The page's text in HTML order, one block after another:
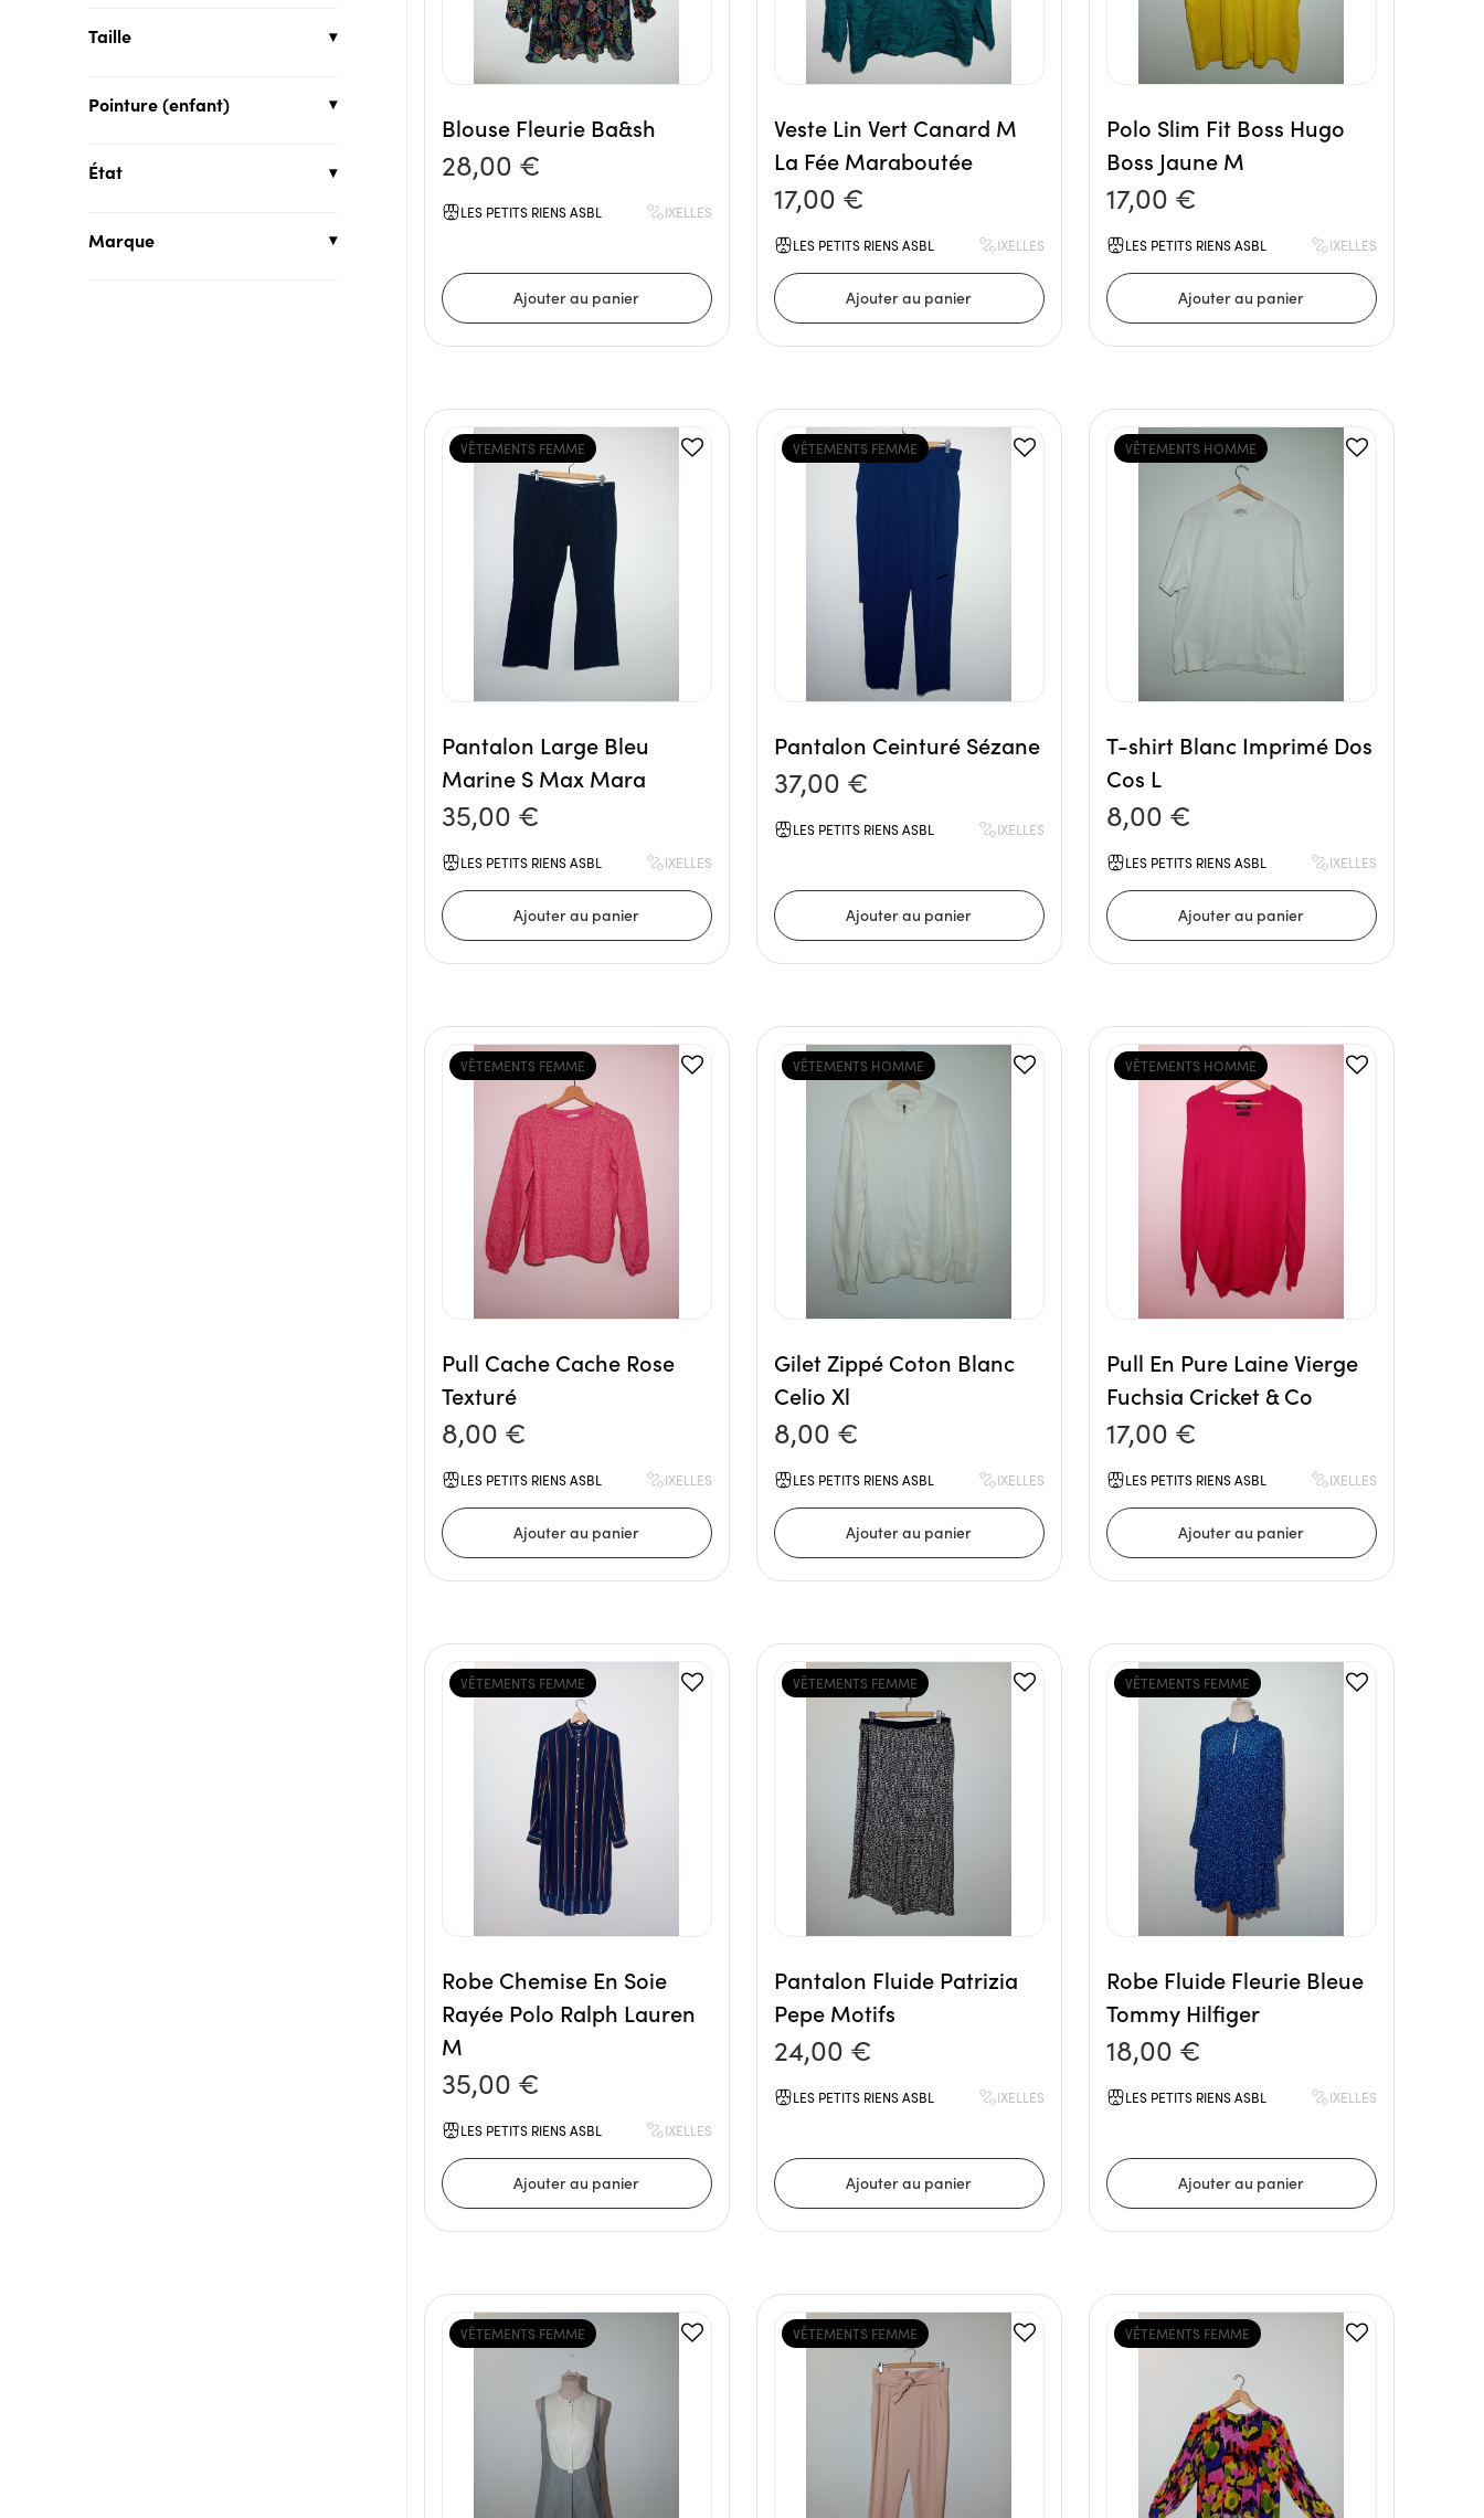
Taille
Pointure (enfant)
État
Marque
Blouse Fleurie Ba&sh
28,00 €
LES PETITS RIENS ASBL IXELLES
Veste Lin Vert Canard M
La Fée Maraboutée
17,00 €
LES PETITS RIENS ASBL IXELLES
Polo Slim Fit Boss Hugo
Boss Jaune M
17,00 €
LES PETITS RIENS ASBL IXELLES
VÊTEMENTS FEMME
Pantalon Large Bleu
Marine S Max Mara
35,00 €
LES PETITS RIENS ASBL IXELLES
VÊTEMENTS FEMME
Pantalon Ceinturé Sézane
37,00 €
LES PETITS RIENS ASBL IXELLES
VÊTEMENTS HOMME
T-shirt Blanc Imprimé Dos
Cos L
8,00 €
LES PETITS RIENS ASBL IXELLES
VÊTEMENTS FEMME
Pull Cache Cache Rose
Texturé
8,00 €
LES PETITS RIENS ASBL IXELLES
VÊTEMENTS HOMME
Gilet Zippé Coton Blanc
Celio Xl
8,00 €
LES PETITS RIENS ASBL IXELLES
VÊTEMENTS HOMME
Pull En Pure Laine Vierge
Fuchsia Cricket & Co
17,00 €
LES PETITS RIENS ASBL IXELLES
VÊTEMENTS FEMME
Robe Chemise En Soie
Rayée Polo Ralph Lauren
M
35,00 €
LES PETITS RIENS ASBL IXELLES
VÊTEMENTS FEMME
Pantalon Fluide Patrizia
Pepe Motifs
24,00 €
LES PETITS RIENS ASBL IXELLES
VÊTEMENTS FEMME
Robe Fluide Fleurie Bleue
Tommy Hilfiger
18,00 €
LES PETITS RIENS ASBL IXELLES
VÊTEMENTS FEMME VÊTEMENTS FEMME VÊTEMENTS FEMME